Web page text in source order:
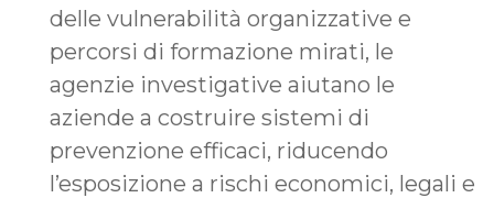
delle vulnerabilità organizzative e
percorsi di formazione mirati, le
agenzie investigative aiutano le
aziende a costruire sistemi di
prevenzione efficaci, riducendo
l’esposizione a rischi economici, legali e